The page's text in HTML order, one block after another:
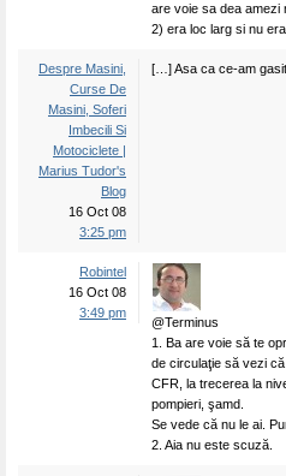
are voie sa dea amezi
2) era loc larg si nu
Despre Masini,
Curse De
Masini, Soferi
Imbecili Si
Motociclete |
Marius Tudor's
Blog
16 Oct 08
3:25 pm
[…] Asa ca ce-am
Robintel
16 Oct 08
3:49 pm
@Terminus
1. Ba are voie să te
de circulaţie să vezi
CFR, la trecerea la
pompieri, şamd.
Se vede că nu le ai.
2. Aia nu este scuză.